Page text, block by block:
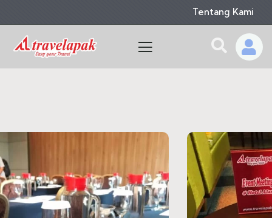
Tentang Kami